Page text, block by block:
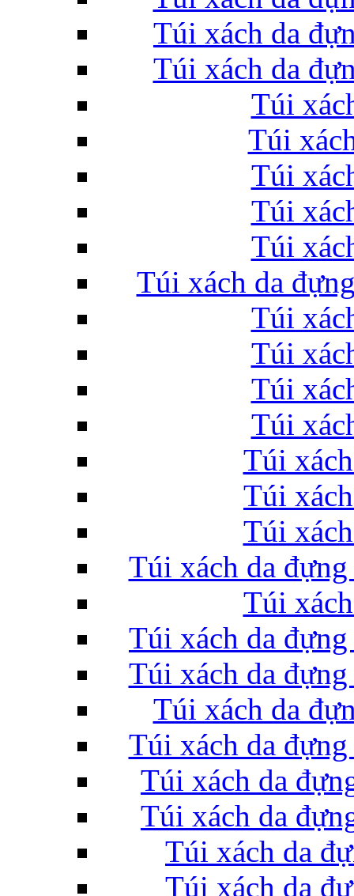
Túi xách da
Túi xách da
Túi
Túi
Túi
Túi
Túi
Túi xách da
Túi
Túi
Túi
Túi
Túi
Túi
Túi
Túi xách da
Túi
Túi xách da
Túi xách da
Túi xách da
Túi xách da
Túi xách da
Túi xách da
Túi xách da
Túi xách da